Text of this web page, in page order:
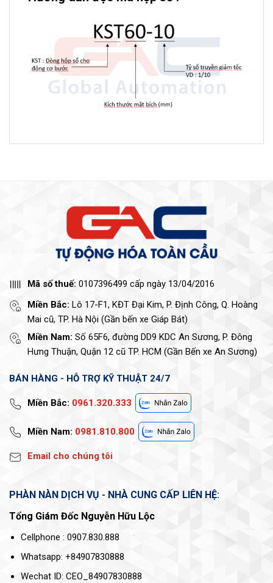
Mã số thuế: 0107396499 cấp ngày 13/04/2016
Miền Bắc: Lô 17-F1, KĐT Đại Kim, P. Định Công, Q. Hoàng
Mai cũ, TP. Hà Nội (Gần bến xe Giáp Bát)
Miền Nam: Số 65F6, đường DD9 KDC An Sương, P. Đông
Hưng Thuận, Quận 12 cũ TP. HCM (Gần Bến xe An Sương)
BÁN HÀNG - HỖ TRỢ KỸ THUẬT 24/7
Miền Bắc: 0961.320.333
Miền Nam: 0981.810.800
Email cho chúng tôi
PHÀN NÀN DỊCH VỤ - NHÀ CUNG CẤP LIÊN HỆ:
Tổng Giám Đốc Nguyễn Hữu Lộc
Cellphone : 0907.830.888
Whatsapp: +84907830888
Wechat ID: CEO_84907830888